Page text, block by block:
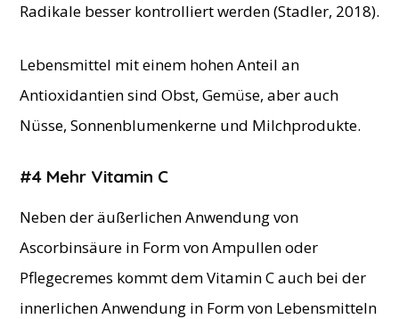
Radikale besser kontrolliert werden (Stadler, 2018).
Lebensmittel mit einem hohen Anteil an
Antioxidantien sind Obst, Gemüse, aber auch
Nüsse, Sonnenblumenkerne und Milchprodukte.
#4 Mehr Vitamin C
Neben der äußerlichen Anwendung von
Ascorbinsäure in Form von Ampullen oder
Pflegecremes kommt dem Vitamin C auch bei der
innerlichen Anwendung in Form von Lebensmitteln